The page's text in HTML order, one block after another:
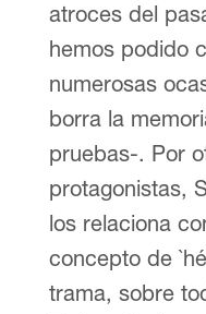
atroces del
hemos podido
numerosas
borra la
pruebas-. Por
protagonistas,
los relaciona
concepto de
trama, sobre